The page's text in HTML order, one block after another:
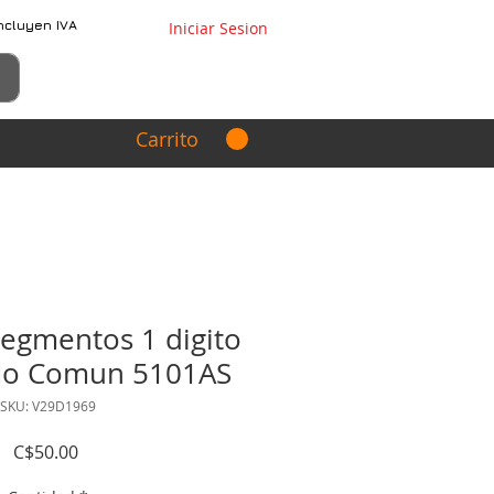
IVA Iniciar Sesion
Carrito
1 digito
Comun 5101AS
SKU: V29D1969
C$50.00Precio